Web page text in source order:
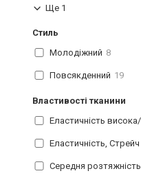
Ще 1
Стиль
Молодіжний 8
Повсякденний 19
Властивості тканини
Еластичність
Еластичність, Стрейч
Середня розтяжність